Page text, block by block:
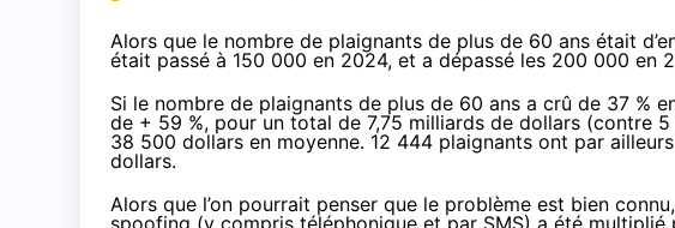
Alors que le nombre de plaignants de plus de 60 ans était
était passé à 150 000 en 2024, et a dépassé les 200 000 en
Si le nombre de plaignants de plus de 60 ans a crû de 37 %
de + 59 %, pour un total de 7,75 milliards de dollars (contre
38 500 dollars en moyenne. 12 444 plaignants ont par
dollars.
Alors que l’on pourrait penser que le problème est bien
spoofing (y compris téléphonique et par SMS) a été